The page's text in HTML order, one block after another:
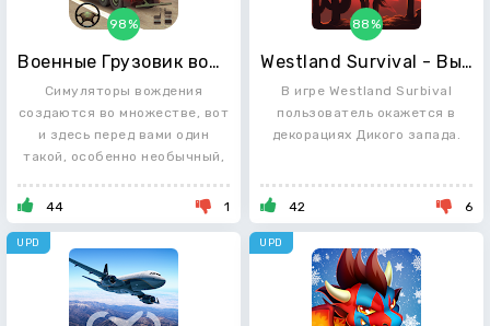
Военные Грузовик вождение
98%
Симуляторы вождения
создаются во множестве, вот
и здесь перед вами один
такой, особенно необычный,
44 1
Westland Survival - Выживание на Диком Западе
88%
В игре Westland Surbival
пользователь окажется в
декорациях Дикого запада.
42 6
UPD UPD